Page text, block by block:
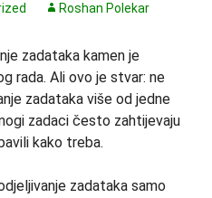
Roshan Polekar
zadataka kamen je
rada. Ali ovo je stvar: ne
zadataka više od jedne
zadaci često zahtijevaju
kako treba.
zadataka samo